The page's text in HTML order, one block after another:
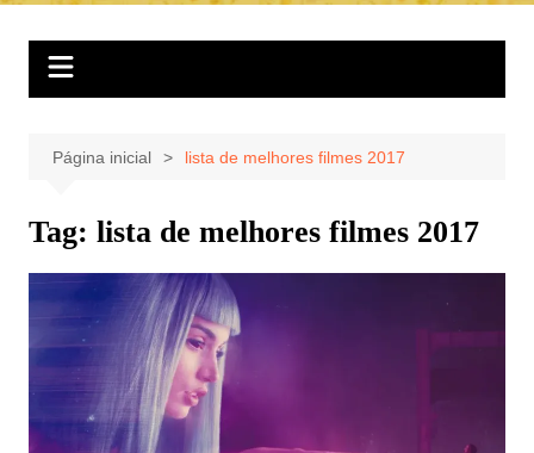
Página inicial lista de melhores filmes 2017
Tag: lista de melhores filmes 2017